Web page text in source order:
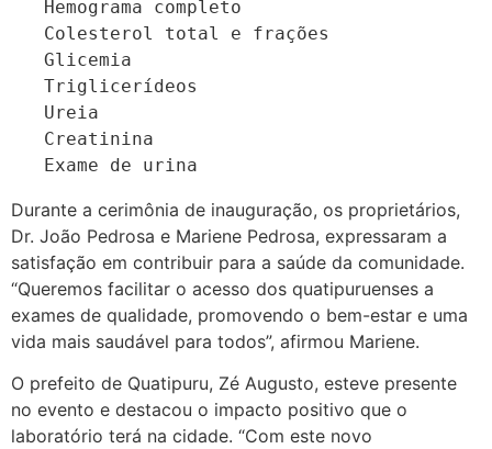
   Exame de urina
Durante a cerimônia de inauguração, os proprietários,
Dr. João Pedrosa e Mariene Pedrosa, expressaram a
satisfação em contribuir para a saúde da comunidade.
“Queremos facilitar o acesso dos quatipuruenses a
exames de qualidade, promovendo o bem-estar e uma
vida mais saudável para todos”, afirmou Mariene.
O prefeito de Quatipuru, Zé Augusto, esteve presente
no evento e destacou o impacto positivo que o
laboratório terá na cidade. “Com este novo